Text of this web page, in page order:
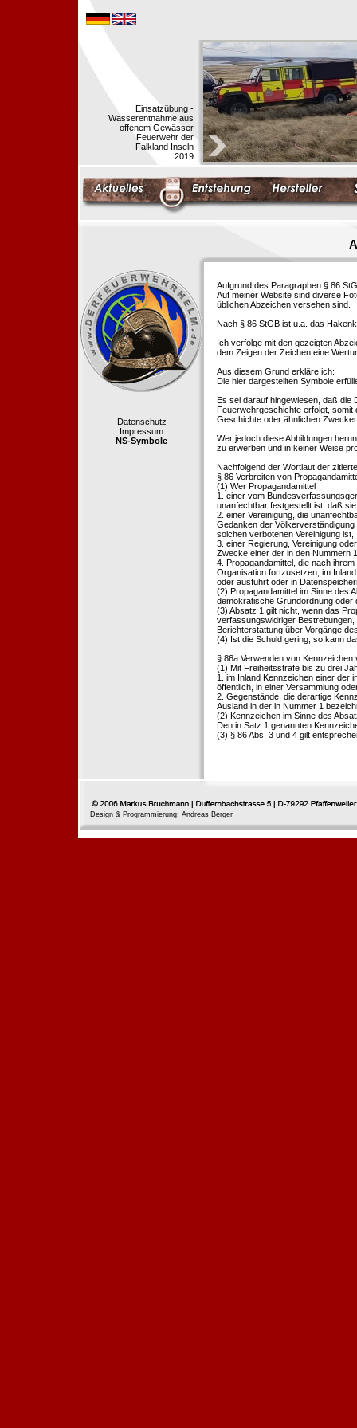
Einsatzübung -
Wasserentnahme aus
offenem Gewässer
Feuerwehr der
Falkland Inseln
2019
Datenschutz
Impressum
NS-Symbole
Aufgrund des Paragraphen § 86
Auf meiner Website sind diverse
üblichen Abzeichen versehen sind.
Nach § 86 StGB ist u.a. das
Ich verfolge mit den gezeigten
dem Zeigen der Zeichen eine
Aus diesem Grund erkläre ich:
Die hier dargestellten Symbole
Es sei darauf hingewiesen, daß die
Feuerwehrgeschichte erfolgt,
Geschichte oder ähnlichen
Wer jedoch diese Abbildungen
zu erwerben und in keiner Weise
Nachfolgend der Wortlaut der
§ 86 Verbreiten von
(1) Wer Propagandamittel
1. einer vom
unanfechtbar festgestellt ist, daß
2. einer Vereinigung, die
Gedanken der
solchen verbotenen Vereinigung ist,
3. einer Regierung, Vereinigung
Zwecke einer der in den Nummern
4. Propagandamittel, die nach
Organisation fortzusetzen, im
oder ausführt oder in
(2) Propagandamittel im Sinne des
demokratische Grundordnung oder
(3) Absatz 1 gilt nicht, wenn das
verfassungswidriger
Berichterstattung über Vorgänge
(4) Ist die Schuld gering, so kann
§ 86a Verwenden von
(1) Mit Freiheitsstrafe bis zu drei
1. im Inland Kennzeichen einer der
öffentlich, in einer Versammlung
2. Gegenstände, die derartige
Ausland in der in Nummer 1
(2) Kennzeichen im Sinne des
Den in Satz 1 genannten
(3) § 86 Abs. 3 und 4 gilt
Design & Programmierung: Andreas Berger